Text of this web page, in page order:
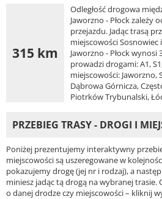
315 km
Odległość drogowa
Jaworzno - Płock zależy
przejazdu. Jadąc trasą
miejscowości Sosnowiec
Jaworzno - Płock
prowadzi drogami: A1,
miejscowości: Jaworzno,
Dąbrowa Górnicza,
Piotrków Trybunalski,
PRZEBIEG TRASY - DROGI I
Poniżej prezentujemy interaktywny
miejscowości są uszeregowane w
pokazujemy drogę (jej nr i rodzaj), a
miniesz jadąc tą drogą na wybranej trasie.
o danej drodze czy miejscowości – kliknij